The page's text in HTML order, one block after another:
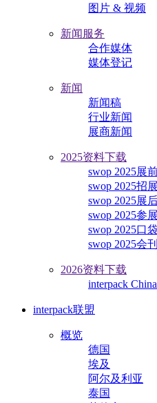
图片 & 视频
新闻服务
合作媒体
媒体登记
新闻
新闻稿
行业新闻
展商新闻
2025资料下载
swop 2025展
swop 2025招
swop 2025展
swop 2025参
swop 2025口
swop 2025会刊
2026资料下载
interpack
interpack联盟
概览
德国
埃及
阿尔及利亚
泰国